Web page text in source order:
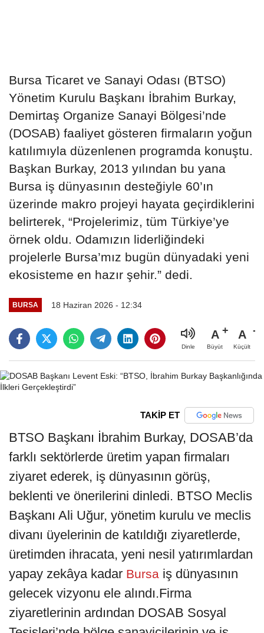
Bursa Ticaret ve Sanayi Odası (BTSO)
Yönetim Kurulu Başkanı İbrahim Burkay,
Demirtaş Organize Sanayi Bölgesi’nde
(DOSAB) faaliyet gösteren firmaların yoğun
katılımıyla düzenlenen programda konuştu.
Başkan Burkay, 2013 yılından bu yana
Bursa iş dünyasının desteğiyle 60’ın
üzerinde makro projeyi hayata geçirdiklerini
belirterek, “Projelerimiz, tüm Türkiye’ye
örnek oldu. Odamızın liderliğindeki
projelerle Bursa’mız bugün dünyadaki yeni
ekosisteme en hazır şehir.” dedi.
BURSA 18 Haziran 2026 - 12:34
Dinle
A
Büyüt
A
Küçült
TAKİP ET
BTSO Başkanı İbrahim Burkay, DOSAB’da
farklı sektörlerde üretim yapan firmaları
ziyaret ederek, iş dünyasının görüş,
beklenti ve önerilerini dinledi. BTSO Meclis
Başkanı Ali Uğur, yönetim kurulu ve meclis
divanı üyelerinin de katıldığı ziyaretlerde,
üretimden ihracata, yeni nesil yatırımlardan
yapay zekâya kadar Bursa iş dünyasının
gelecek vizyonu ele alındı.Firma
ziyaretlerinin ardından DOSAB Sosyal